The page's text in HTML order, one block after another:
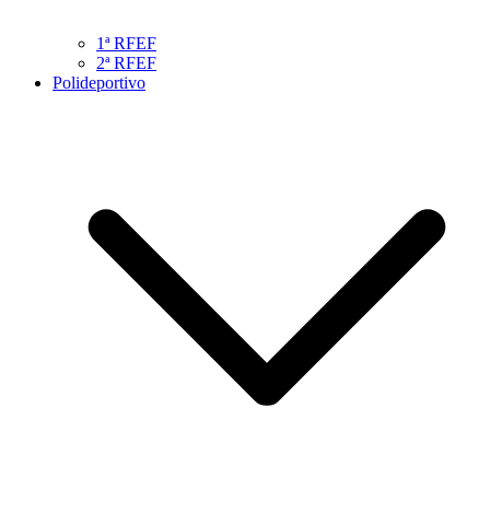
1ª RFEF
2ª RFEF
Polideportivo